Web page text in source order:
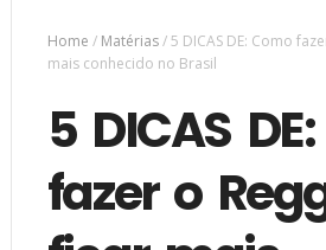
Home / Matérias/5 DICAS DE: Como
mais conhecido no Brasil
5 DICAS
fazer o